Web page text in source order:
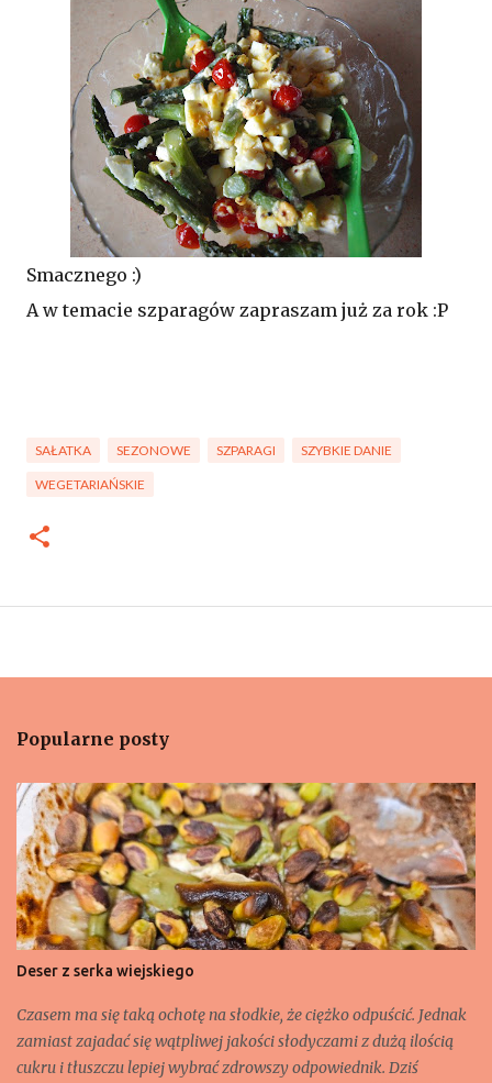
Smacznego :)
A w temacie szparagów zapraszam już za rok :P
SAŁATKA SEZONOWE SZPARAGI SZYBKIE DANIE
WEGETARIAŃSKIE
Popularne posty
Deser z serka wiejskiego
Czasem ma się taką ochotę na słodkie, że ciężko odpuścić. Jednak
zamiast zajadać się wątpliwej jakości słodyczami z dużą ilością
cukru i tłuszczu lepiej wybrać zdrowszy odpowiednik. Dziś